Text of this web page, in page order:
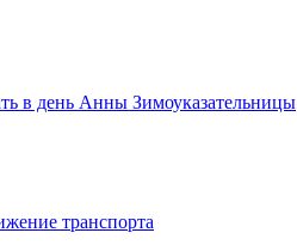
в день Анны Зимоуказательницы
транспорта